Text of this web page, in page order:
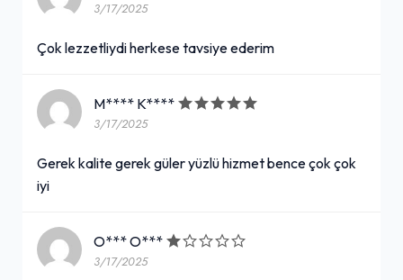
3/17/2025
Çok lezzetliydi herkese tavsiye ederim
M**** K****
3/17/2025
Gerek kalite gerek güler yüzlü hizmet bence çok çok
iyi
O*** O***
3/17/2025